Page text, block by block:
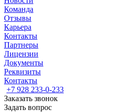
Команда
Отзывы
Карьера
Контакты
Партнеры
Лицензии
Документы
Реквизиты
Контакты
+7 928 233-0-233
Заказать звонок
Задать вопрос